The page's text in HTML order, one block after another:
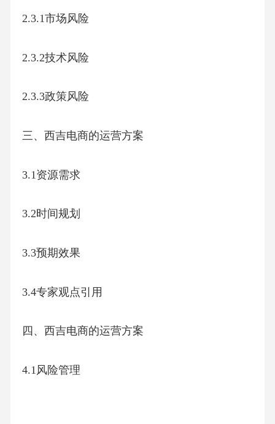
2.3.1市场风险
2.3.2技术风险
2.3.3政策风险
三、西吉电商的运营方案
3.1资源需求
3.2时间规划
3.3预期效果
3.4专家观点引用
四、西吉电商的运营方案
4.1风险管理